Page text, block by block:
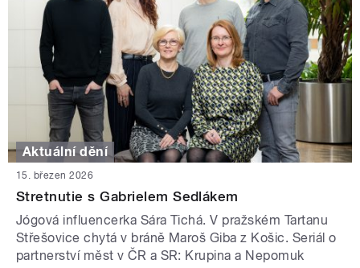
Aktuální dění
15. březen 2026
Stretnutie s Gabrielem Sedlákem
Jógová influencerka Sára Tichá. V pražském Tartanu
Střešovice chytá v bráně Maroš Giba z Košic. Seriál o
partnerství měst v ČR a SR: Krupina a Nepomuk